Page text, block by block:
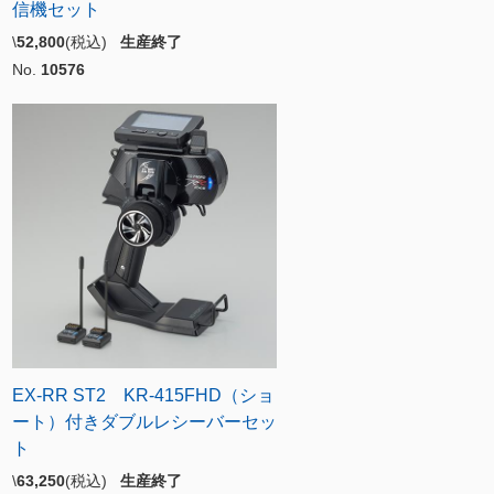
信機セット
\52,800(税込) 生産終了
No. 10576
EX-RR ST2 KR-415FHD（ショ
ート）付きダブルレシーバーセッ
ト
\63,250(税込) 生産終了